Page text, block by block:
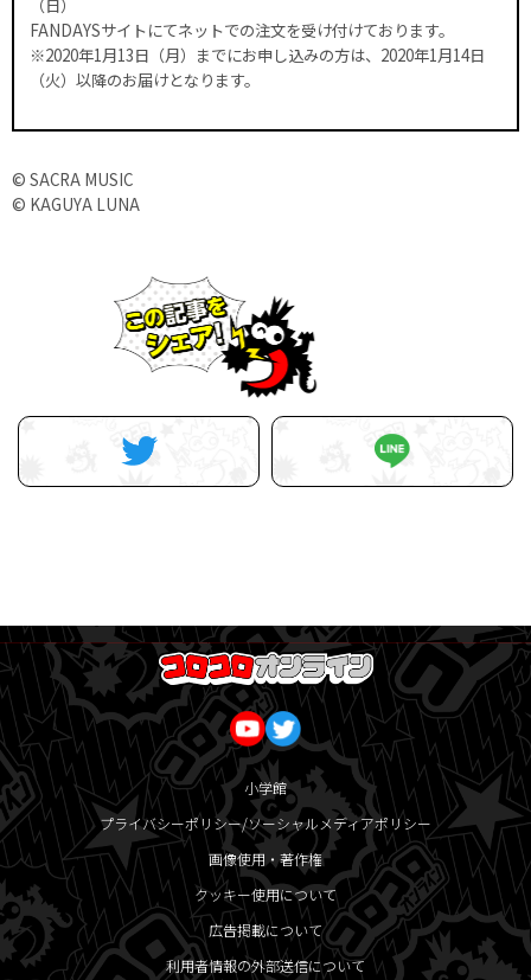
（日）
FANDAYSサイトにてネットでの注文を受け付けております。
※2020年1月13日（月）までにお申し込みの方は、2020年1月14日
（火）以降のお届けとなります。
© SACRA MUSIC
© KAGUYA LUNA
小学館
プライバシーポリシー/ソーシャルメディアポリシー
画像使用・著作権
クッキー使用について
広告掲載について
利用者情報の外部送信について